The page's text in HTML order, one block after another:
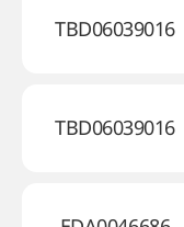
TBD06039016
TBD06039016